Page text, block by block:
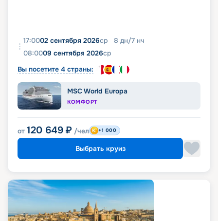
17:0002 сентября 2026ср 8 дн/7 нч
08:0009 сентября 2026ср
Вы посетите 4 страны:
MSC World Europa
КОМФОРТ
от 120 649 ₽ /чел +1 000
Выбрать круиз